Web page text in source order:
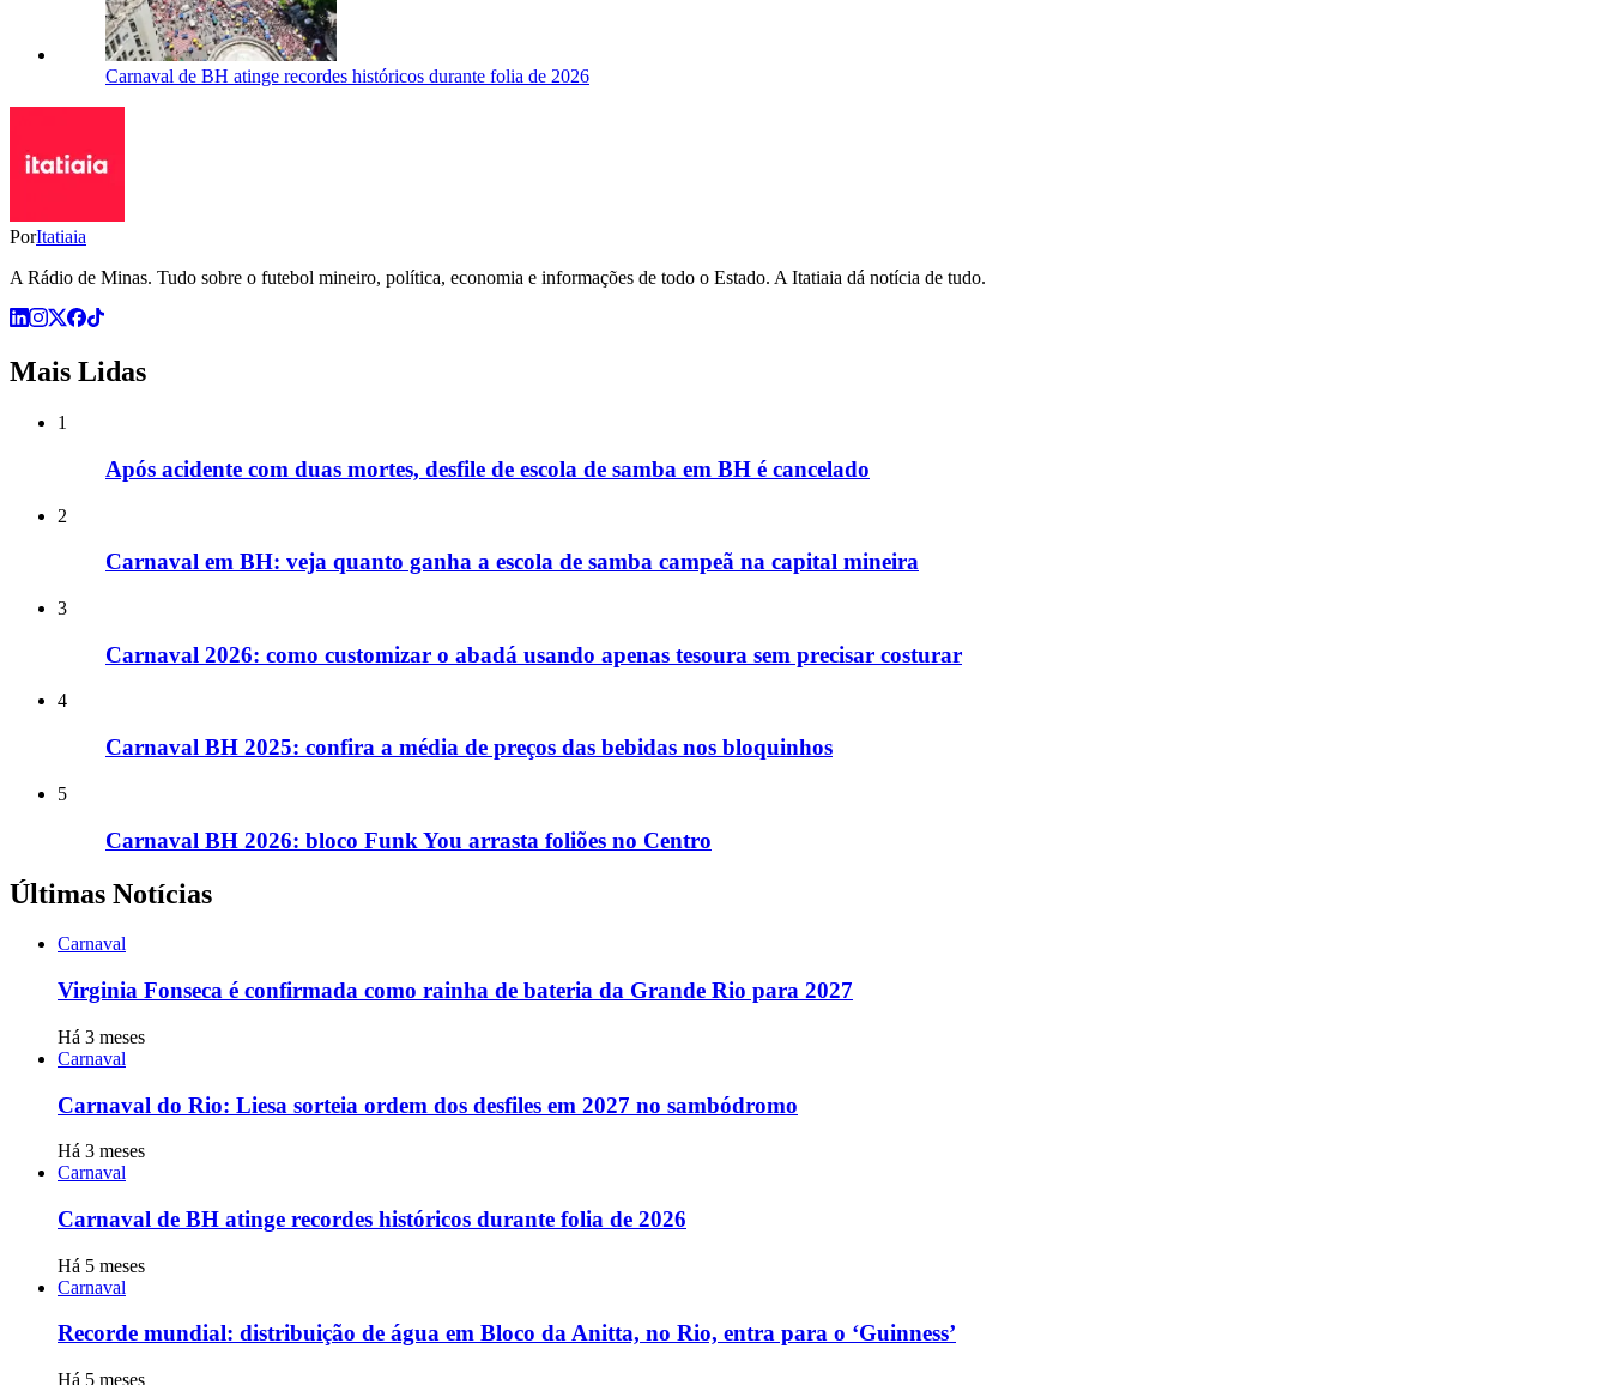
Carnaval de BH atinge recordes históricos durante folia de 2026
PorItatiaia
A Rádio de Minas. Tudo sobre o futebol mineiro, política, economia e informações de todo o Estado. A Itatiaia dá notícia de tudo.
Mais Lidas
1
Após acidente com duas mortes, desfile de escola de samba em BH é cancelado
2
Carnaval em BH: veja quanto ganha a escola de samba campeã na capital mineira
3
Carnaval 2026: como customizar o abadá usando apenas tesoura sem precisar costurar
4
Carnaval BH 2025: confira a média de preços das bebidas nos bloquinhos
5
Carnaval BH 2026: bloco Funk You arrasta foliões no Centro
Últimas Notícias
Carnaval
Virginia Fonseca é confirmada como rainha de bateria da Grande Rio para 2027
Há 3 meses
Carnaval
Carnaval do Rio: Liesa sorteia ordem dos desfiles em 2027 no sambódromo
Há 3 meses
Carnaval
Carnaval de BH atinge recordes históricos durante folia de 2026
Há 5 meses
Carnaval
Recorde mundial: distribuição de água em Bloco da Anitta, no Rio, entra para o ‘Guinness’
Há 5 meses